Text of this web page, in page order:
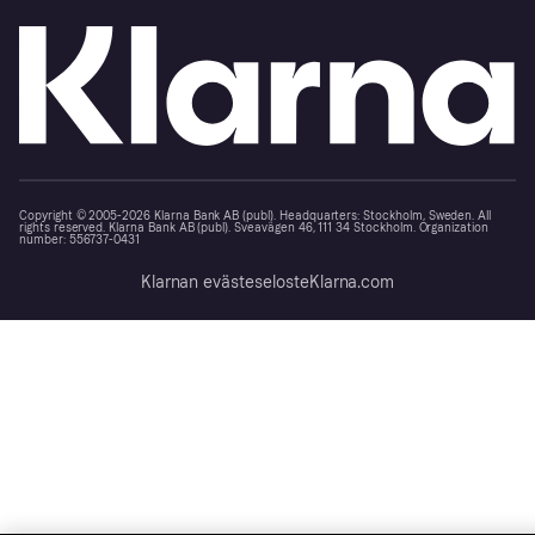
Copyright © 2005-2026 Klarna Bank AB (publ). Headquarters: Stockholm, Sweden. All
rights reserved. Klarna Bank AB (publ). Sveavägen 46, 111 34 Stockholm. Organization
number: 556737-0431
Klarnan evästeselosteKlarna.com